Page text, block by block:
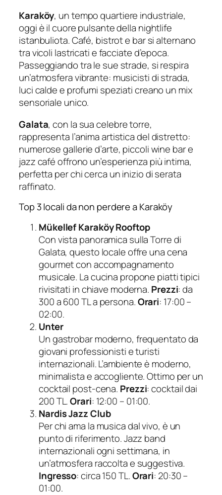
Karaköy, un tempo quartiere industriale,
oggi è il cuore pulsante della nightlife
istanbuliota. Café, bistrot e bar si alternano
tra vicoli lastricati e facciate d’epoca.
Passeggiando tra le sue strade, si respira
un’atmosfera vibrante: musicisti di strada,
luci calde e profumi speziati creano un mix
sensoriale unico.
Galata, con la sua celebre torre,
rappresenta l’anima artistica del distretto:
numerose gallerie d’arte, piccoli wine bar e
jazz café offrono un’esperienza più intima,
perfetta per chi cerca un inizio di serata
raffinato.
Top 3 locali da non perdere a Karaköy
Mükellef Karaköy Rooftop
Con vista panoramica sulla Torre di
Galata, questo locale offre una cena
gourmet con accompagnamento
musicale. La cucina propone piatti tipici
rivisitati in chiave moderna. Prezzi: da
300 a 600 TL a persona.Orari: 17:00 –
02:00.
Unter
Un gastrobar moderno, frequentato da
giovani professionisti e turisti
internazionali. L’ambiente è moderno,
minimalista e accogliente. Ottimo per un
cocktail post-cena. Prezzi: cocktail dai
200 TL.Orari: 12:00 – 01:00.
Nardis Jazz Club
Per chi ama la musica dal vivo, è un
punto di riferimento. Jazz band
internazionali ogni settimana, in
un’atmosfera raccolta e suggestiva.
Ingresso: circa 150 TL.Orari: 20:30 –
01:00.